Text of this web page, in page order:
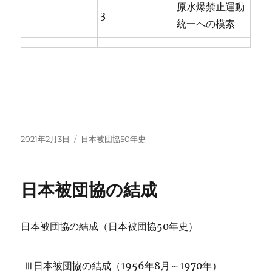
3
原水爆禁止運動
統一への模索
投
2021年2月3日
カ
ー
日本被団協50年史
日本被団協の結成
日本被団協の結成（日本被団協50年史）
Ⅲ日本被団協の結成（1956年8月～1970年）